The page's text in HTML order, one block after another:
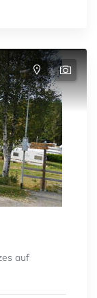
auf